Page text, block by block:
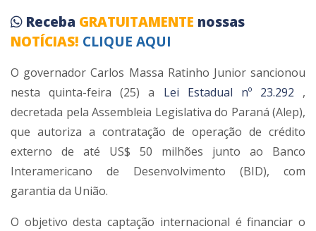
Receba GRATUITAMENTE nossas
NOTÍCIAS! CLIQUE AQUI
O governador Carlos Massa Ratinho Junior sancionou
nesta quinta-feira (25) a Lei Estadual nº 23.292
,
decretada pela Assembleia Legislativa do Paraná (Alep),
que autoriza a contratação de operação de crédito
externo de até US$ 50 milhões junto ao Banco
Interamericano de Desenvolvimento (BID), com
garantia da União.
O objetivo desta captação internacional é financiar o